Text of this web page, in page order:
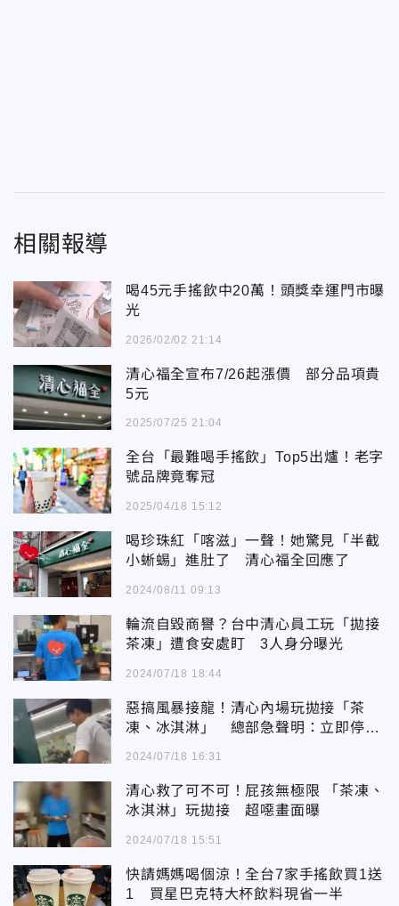
相關報導
喝45元手搖飲中20萬！頭獎幸運門市曝
光
2026/02/02 21:14
清心福全宣布7/26起漲價 部分品項貴
5元
2025/07/25 21:04
全台「最難喝手搖飲」Top5出爐！老字
號品牌竟奪冠
2025/04/18 15:12
喝珍珠紅「喀滋」一聲！她驚見「半截
小蜥蜴」進肚了 清心福全回應了
2024/08/11 09:13
輪流自毀商譽？台中清心員工玩「拋接
茶凍」遭食安處盯 3人身分曝光
2024/07/18 18:44
惡搞風暴接龍！清心內場玩拋接「茶
凍、冰淇淋」 總部急聲明：立即停業
2024/07/18 16:31
清心救了可不可！屁孩無極限 「茶凍、
冰淇淋」玩拋接 超噁畫面曝
2024/07/18 15:51
快請媽媽喝個涼！全台7家手搖飲買1送
1 買星巴克特大杯飲料現省一半